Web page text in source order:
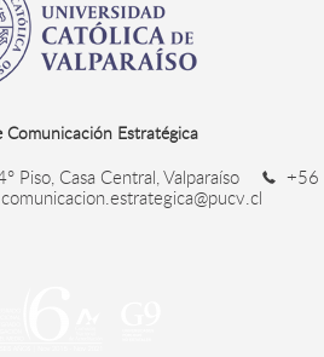
Comunicación Estratégica
Piso, Casa Central, Valparaíso
+56
comunicacion.estrategica@pucv.cl